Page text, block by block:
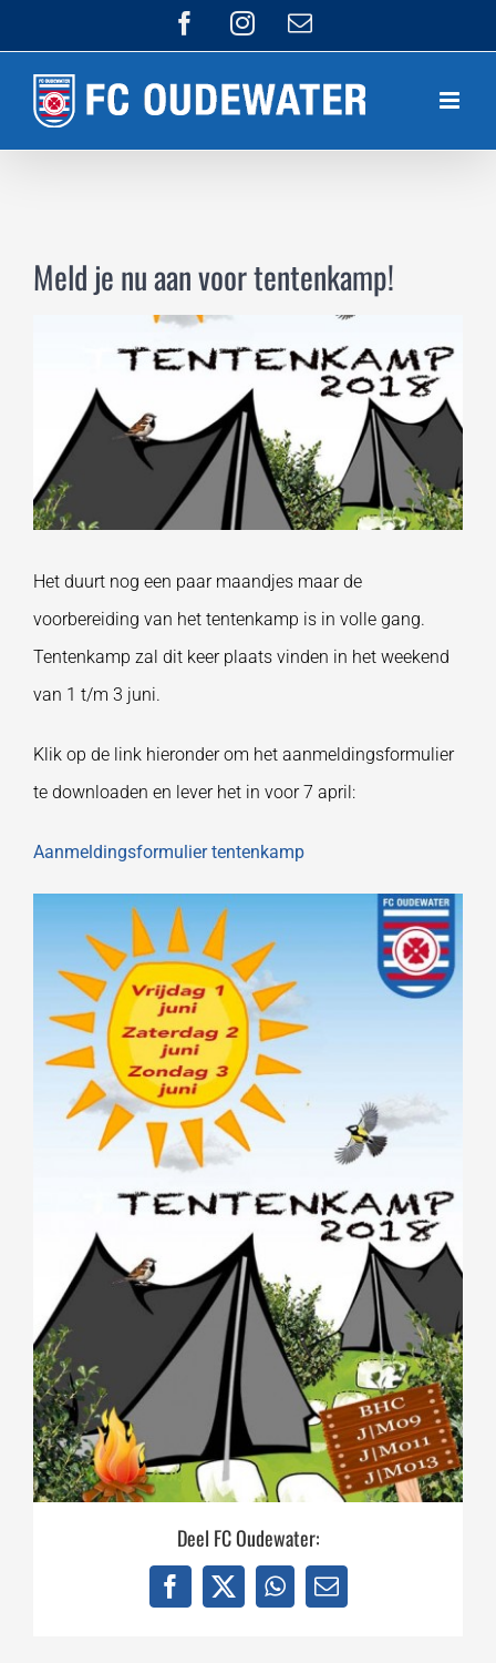
naar
inhoud
FacebookInstagram
E-
mail
Meld je nu aan voor tentenkamp!
afbeelding
Het duurt nog een paar maandjes maar de
voorbereiding van het tentenkamp is in volle gang.
Tentenkamp zal dit keer plaats vinden in het weekend
van 1 t/m 3 juni.
Klik op de link hieronder om het aanmeldingsformulier
te downloaden en lever het in voor 7 april:
Aanmeldingsformulier tentenkamp
Deel FC Oudewater:
Facebook
X WhatsApp
E-